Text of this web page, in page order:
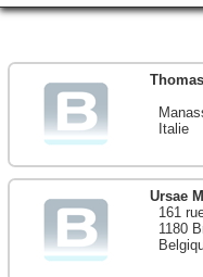
Italie
Ursae
161
1180